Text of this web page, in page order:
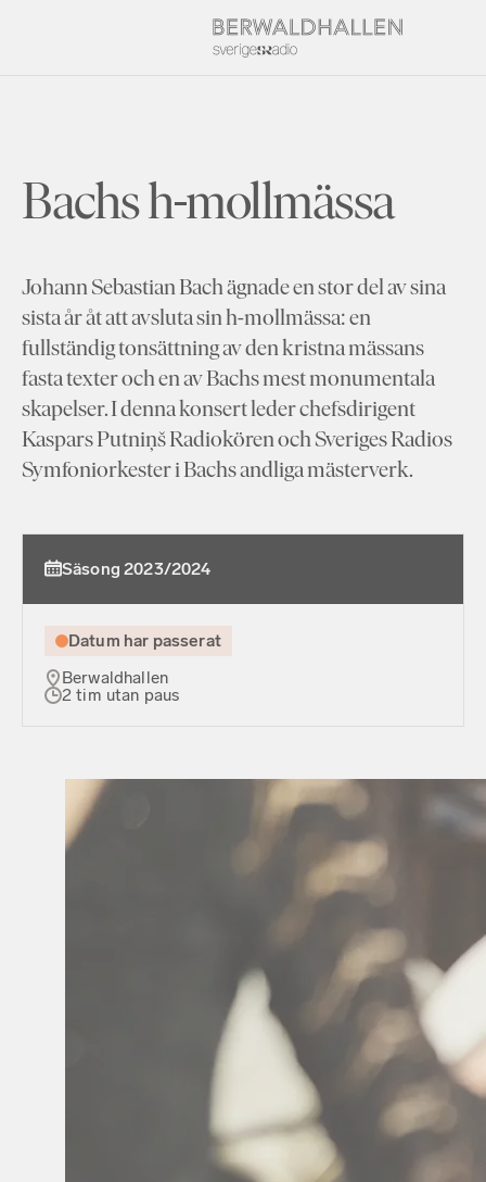
Bachs h-mollmässa
Johann Sebastian Bach ägnade en stor del av sina
sista år åt att avsluta sin h-mollmässa: en
fullständig tonsättning av den kristna mässans
fasta texter och en av Bachs mest monumentala
skapelser. I denna konsert leder chefsdirigent
Kaspars Putniņš Radiokören och Sveriges Radios
Symfoniorkester i Bachs andliga mästerverk.
Säsong 2023/2024
Datum har passerat
Berwaldhallen
2 tim utan paus